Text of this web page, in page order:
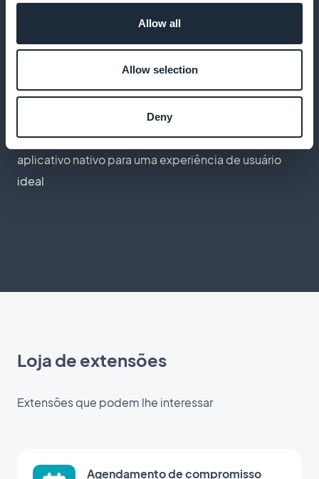
Allow all
Allow selection
Deny
Aplicativo móvel de alto desempenho
Ofereça um aplicativo com todos os recursos de um
aplicativo nativo para uma experiência de usuário
ideal
Loja de extensões
Extensões que podem lhe interessar
Agendamento de compromisso